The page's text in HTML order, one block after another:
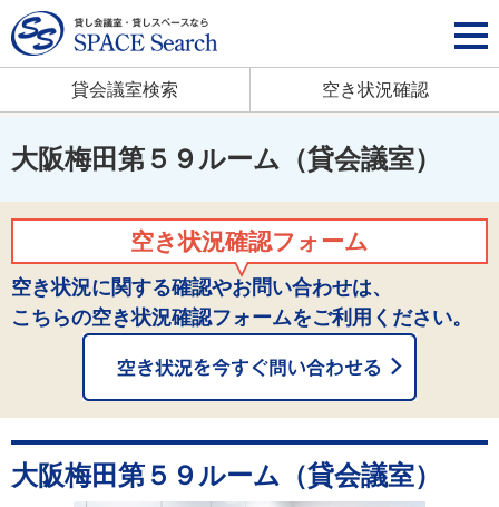
貸会議室検索 空き状況確認
大阪梅田第５９ルーム（貸会議室）
空き状況確認フォーム
空き状況に関する確認やお問い合わせは、
こちらの空き状況確認フォームをご利用ください。
大阪梅田第５９ルーム（貸会議室）